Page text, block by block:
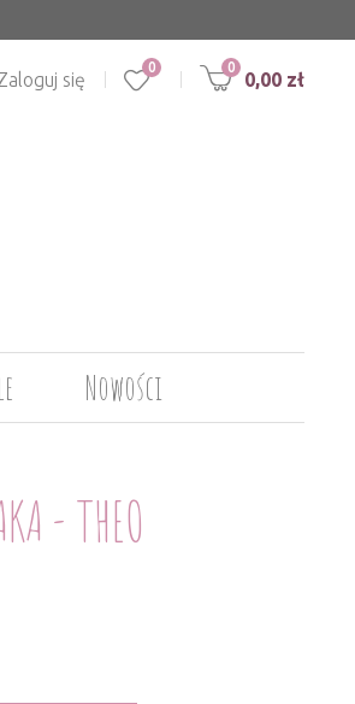
0
0,00 zł
się
Nowości
- THEO